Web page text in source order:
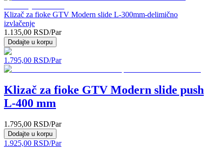
Klizač za fioke GTV Modern slide L-300mm-delimično
izvlačenje
1.135,00 RSD/Par
Dodajte u korpu
1.795,00 RSD/Par
Klizač za fioke GTV Modern slide push
L-400 mm
1.795,00 RSD/Par
Dodajte u korpu
1.925,00 RSD/Par